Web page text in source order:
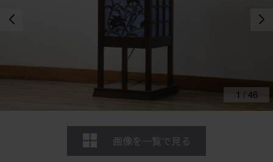
1 /46
画像を一覧で見る